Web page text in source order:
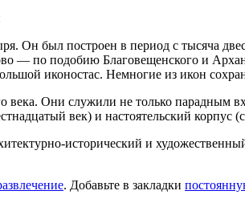
был построен в период с тысяча
— по подобию Благовещенского и
иконостас. Немногие из икон
Они служили не только парадным
век) и настоятельский корпус
исторический и
. Добавьте в закладки